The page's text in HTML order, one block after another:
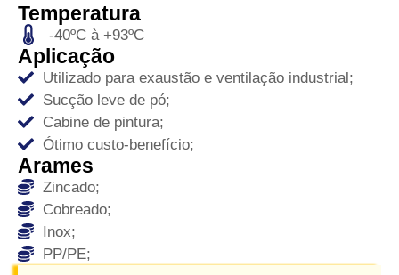
Temperatura
-40ºC à +93ºC
Aplicação
Utilizado para exaustão e ventilação industrial;
Sucção leve de pó;
Cabine de pintura;
Ótimo custo-benefício;
Arames
Zincado;
Cobreado;
Inox;
PP/PE;